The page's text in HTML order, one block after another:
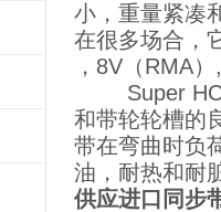
小，重量紧凑
在很多场合，
，8V（RMA
Super HC包
和带轮轮槽的
带在弯曲时负
油，耐热和耐
供应进口同步